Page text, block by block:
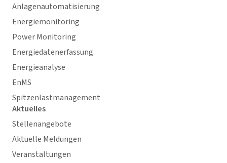
Anlagenautomatisierung
Energiemonitoring
Power Monitoring
Energiedatenerfassung
Energieanalyse
EnMS
Spitzenlastmanagement
Aktuelles
Stellenangebote
Aktuelle Meldungen
Veranstaltungen